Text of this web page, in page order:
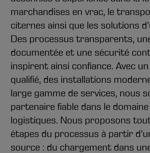
marchandises en vrac, le
citernes ainsi que les solutions
Des processus transparents,
documentée et une sécurité
inspirent ainsi confiance. Avec
qualifié, des installations
large gamme de services, nous
partenaire fiable dans le
logistiques. Nous proposons
étapes du processus à partir
source : du chargement dans